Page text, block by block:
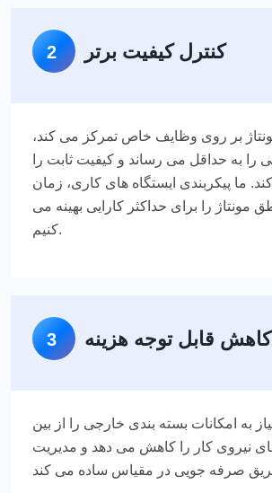
2 کنترل کیفیت برتر
بر روی وظایف خاص تمرکز می کند،
را به حداقل می رساند و کیفیت ثابت را
ما پیکربندی ایستگاه های کاری، زمان
مونتاژ را برای حداکثر کارایی بهینه می
کنیم.
3 کاهش قابل توجه هزینه
به امکانات بسته بندی خارجی را از بین
نیروی کار را کاهش می دهد و مدیریت